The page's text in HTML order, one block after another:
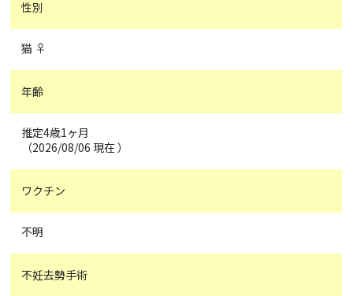
性別
猫 ♀
年齢
推定4歳1ヶ月
（2026/08/06 現在 ）
ワクチン
不明
不妊去勢手術